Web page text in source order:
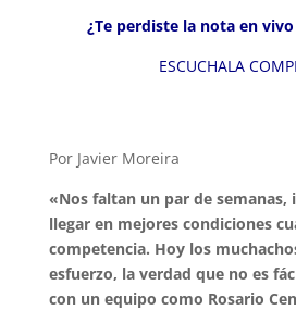
¿Te perdiste la nota en
ESCUCHALA
Por Javier Moreira
«Nos faltan un par de
llegar en mejores condiciones
competencia. Hoy los
esfuerzo, la verdad que no es
con un equipo como Rosario